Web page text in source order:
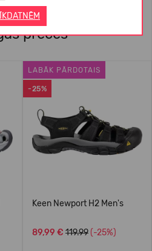
preces
-25%
LABĀK PĀRDOTAIS
Keen Newport H2 Men's
89,99 € 119.99 (-25%)